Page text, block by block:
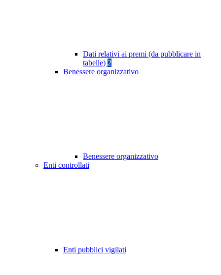
Dati relativi ai premi (da pubblicare in
tabelle) 2
Benessere organizzativo
Benessere organizzativo
Enti controllati
Enti pubblici vigilati